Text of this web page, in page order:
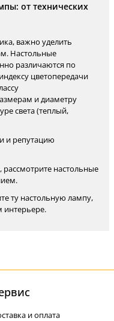
от технических
важно уделить
Настольные
различаются по
цветопередачи
и диаметру
света (теплый,
и репутацию
настольные
ту настольную лампу,
интерьере.
и оплата